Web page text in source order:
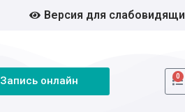
Версия для
Запись онлайн 0